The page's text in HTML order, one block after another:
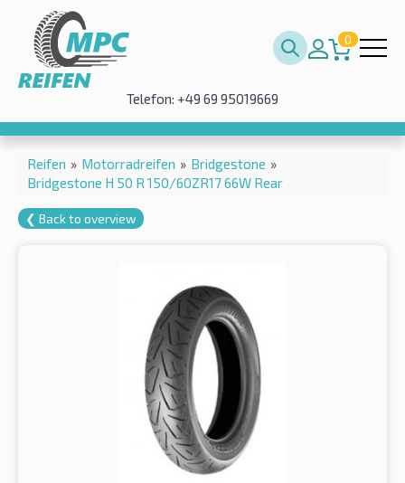
0
Telefon: +49 69 95019669
Reifen » Motorradreifen » Bridgestone »
Bridgestone H 50 R 150/60ZR17 66W Rear
❮ Back to overview